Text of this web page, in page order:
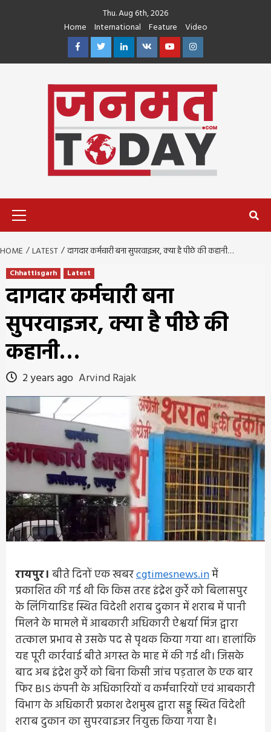
Thu. Aug 6th, 2026
Home
International Feature
Video
FacebookTwitterLinkedin
VK YoutubeInstagram
HOME LATEST दागदार कर्मचारी बना सुपरवाइजर, क्या है पीछे की कहानी…
Chhattisgarh Latest
दागदार कर्मचारी बना
सुपरवाइजर, क्या है पीछे की
कहानी…
2 years ago Arvind Rajak
रायपुर। बीते दिनों एक खबरcgtimesnews.inमें
प्रकाशित की गई थी कि किस तरह इंद्रेश कुर्रे को बिलासपुर
के लिंगियाडिह स्थित विदेशी शराब दुकान में शराब में पानी
मिलने के मामले में आबकारी अधिकारी ऐश्वर्या मिंज द्वारा
तत्काल प्रभाव से उसके पद से पृथक किया गया था। हालांकि
यह पूरी कार्रवाई बीते अगस्त के माह में की गई थी। जिसके
बाद अब इंद्रेश कुर्रे को बिना किसी जांच पड़ताल के एक बार
फिर BIS कंपनी के अधिकारियों व कर्मचारियों एवं आबकारी
विभाग के अधिकारी प्रकाश देशमुख द्वारा सड्डू स्थित विदेशी
शराब दुकान का सुपरवाइजर नियुक्त किया गया है।